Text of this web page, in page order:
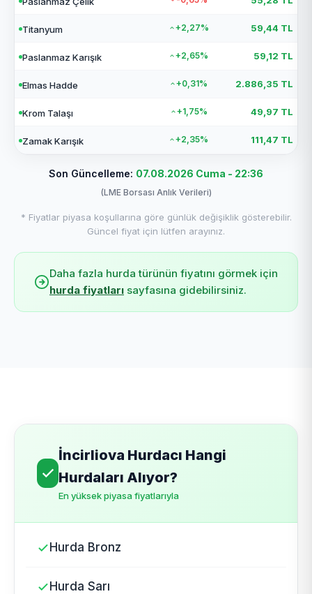
Titanyum +2,27% 59,44 TL
Paslanmaz Karışık +2,65% 59,12 TL
Elmas Hadde +0,31% 2.886,35 TL
Krom Talaşı +1,75% 49,97 TL
Zamak Karışık +2,35% 111,47 TL
Son Güncelleme: 07.08.2026 Cuma - 22:36
(LME Borsası Anlık Verileri)
* Fiyatlar piyasa koşullarına göre günlük değişiklik gösterebilir.
Güncel fiyat için lütfen arayınız.
Daha fazla hurda türünün fiyatını görmek için
hurda fiyatları sayfasına gidebilirsiniz.
İncirliova Hurdacı Hangi
Hurdaları Alıyor?
En yüksek piyasa fiyatlarıyla
Hurda Bronz
Hurda Sarı